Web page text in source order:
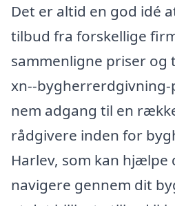
Det er altid en god idé
tilbud fra forskellige
sammenligne priser og
xn--bygherrerdgivning-
nem adgang til en
rådgivere inden for
Harlev, som kan hjælpe
navigere gennem dit